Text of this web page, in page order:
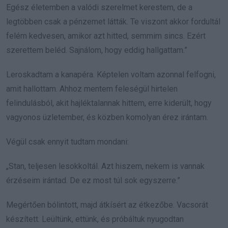
Egész életemben a valódi szerelmet kerestem, de a
legtöbben csak a pénzemet látták. Te viszont akkor fordultál
felém kedvesen, amikor azt hitted, semmim sincs. Ezért
szerettem beléd. Sajnálom, hogy eddig hallgattam.”
Leroskadtam a kanapéra. Képtelen voltam azonnal felfogni,
amit hallottam. Ahhoz mentem feleségül hirtelen
felindulásból, akit hajléktalannak hittem, erre kiderült, hogy
vagyonos üzletember, és közben komolyan érez irántam.
Végül csak ennyit tudtam mondani:
„Stan, teljesen lesokkoltál. Azt hiszem, nekem is vannak
érzéseim irántad. De ez most túl sok egyszerre.”
Megértően bólintott, majd átkísért az étkezőbe. Vacsorát
készített. Leültünk, ettünk, és próbáltuk nyugodtan